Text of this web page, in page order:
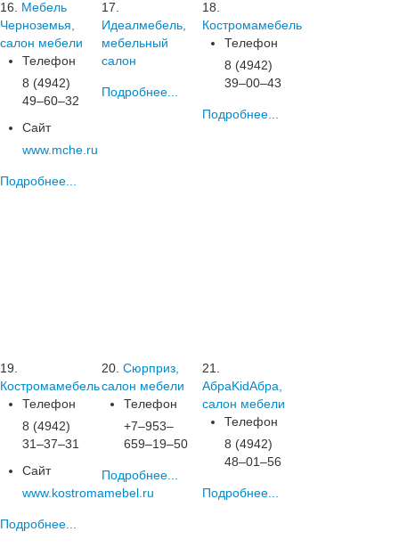
16.
Мебель
Черноземья,
салон мебели
Телефон
8 (4942)
49‒60‒32
Сайт
www.mche.ru
Подробнее...
17.
Идеалмебель,
мебельный
салон
Подробнее...
18.
Костромамебель
Телефон
8 (4942)
39‒00‒43
Подробнее...
19.
Костромамебель
Телефон
8 (4942)
31‒37‒31
Сайт
www.kostromamebel.ru
Подробнее...
20. Сюрприз,
салон мебели
Телефон
+7‒953‒
659‒19‒50
Подробнее...
21.
АбраKidАбра,
салон мебели
Телефон
8 (4942)
48‒01‒56
Подробнее...